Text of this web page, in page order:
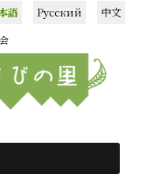
語 Русский 中文